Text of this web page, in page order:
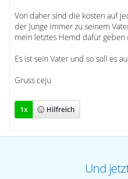
Von daher sind die kosten auf
der Junge immer zu seinem
mein letztes Hemd dafür geben
Es ist sein Vater und so soll es
Gruss ceju
1x Hilfreich
Und